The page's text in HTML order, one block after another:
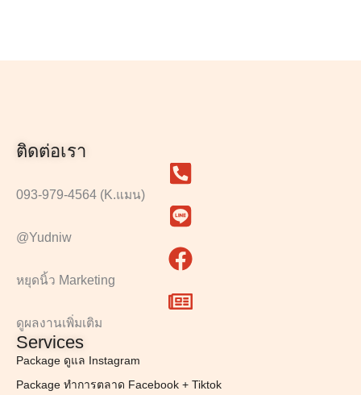
ติดต่อเรา
093-979-4564 (K.แมน)
@Yudniw
หยุดนิ้ว Marketing
ดูผลงานเพิ่มเติม
Services
Package ดูแล Instagram
Package ทำการตลาด Facebook + Tiktok